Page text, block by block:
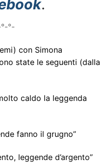
.
°-
con Simona
state le seguenti (dalla
caldo la leggenda
fanno il grugno”
leggende d’argento”